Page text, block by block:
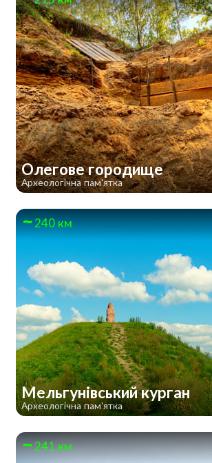
Олегове городище
Археологічна пам'ятка
240 км
Мельгунівський курган
Археологічна пам'ятка
241 км